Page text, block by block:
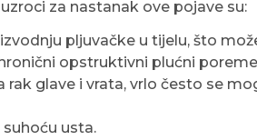
za nastanak ove pojave su:
pljuvačke u tijelu, što
opstruktivni plućni
glave i vrata, vrlo često se
usta.